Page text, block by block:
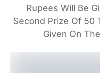
Rupees Will Be
Second Prize Of 50
Given On